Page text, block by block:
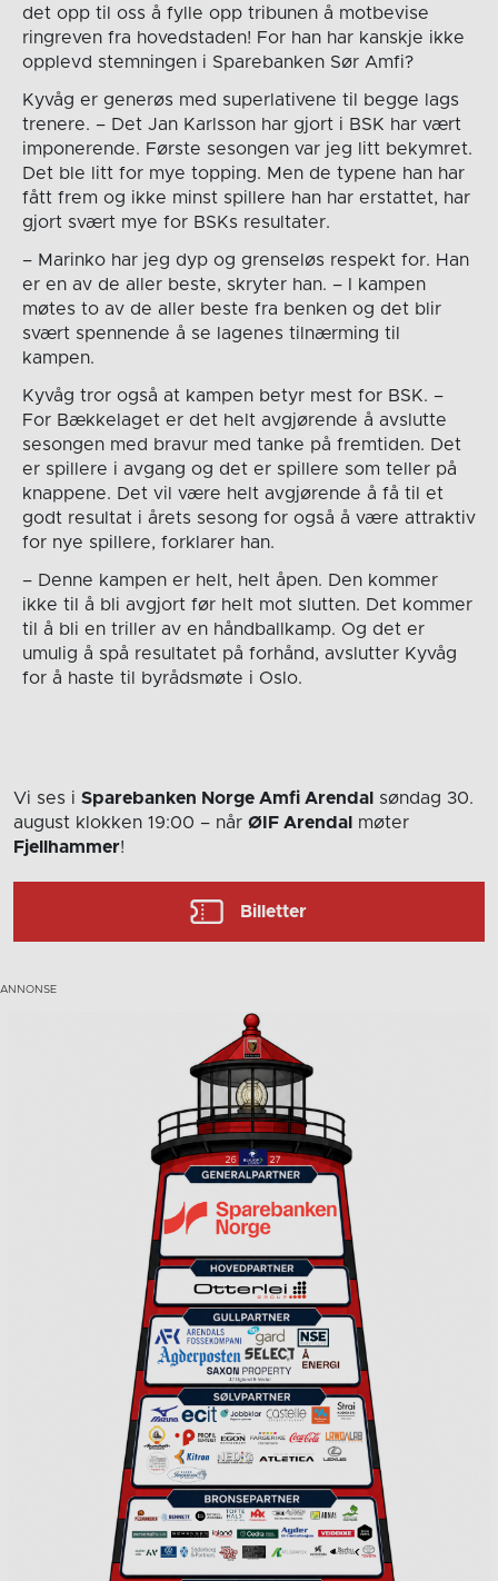
det opp til oss å fylle opp tribunen å motbevise
ringreven fra hovedstaden! For han har kanskje ikke
opplevd stemningen i Sparebanken Sør Amfi?
Kyvåg er generøs med superlativene til begge lags
trenere. – Det Jan Karlsson har gjort i BSK har vært
imponerende. Første sesongen var jeg litt bekymret.
Det ble litt for mye topping. Men de typene han har
fått frem og ikke minst spillere han har erstattet, har
gjort svært mye for BSKs resultater.
– Marinko har jeg dyp og grenseløs respekt for. Han
er en av de aller beste, skryter han. – I kampen
møtes to av de aller beste fra benken og det blir
svært spennende å se lagenes tilnærming til
kampen.
Kyvåg tror også at kampen betyr mest for BSK. –
For Bækkelaget er det helt avgjørende å avslutte
sesongen med bravur med tanke på fremtiden. Det
er spillere i avgang og det er spillere som teller på
knappene. Det vil være helt avgjørende å få til et
godt resultat i årets sesong for også å være attraktiv
for nye spillere, forklarer han.
– Denne kampen er helt, helt åpen. Den kommer
ikke til å bli avgjort før helt mot slutten. Det kommer
til å bli en triller av en håndballkamp. Og det er
umulig å spå resultatet på forhånd, avslutter Kyvåg
for å haste til byrådsmøte i Oslo.
Vi ses i Sparebanken Norge Amfi Arendal
søndag 30.
august klokken 19:00 – når ØIF Arendal
møter
Fjellhammer!
Billetter